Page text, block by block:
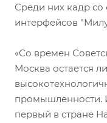
Среди них кадр со
интерфейсов
«Со времен
Москва остается
промышленности.
первый в стране